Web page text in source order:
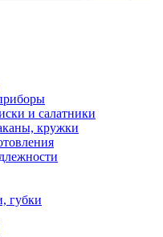
и салатники
кружки
губки